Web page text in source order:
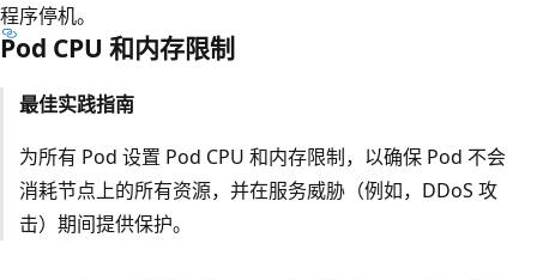
程序停机。
Pod CPU 和内存限制
最佳实践指南
为所有 Pod 设置 Pod CPU 和内存限制，以确保 Pod 不会
消耗节点上的所有资源，并在服务威胁（例如，DDoS 攻
击）期间提供保护。